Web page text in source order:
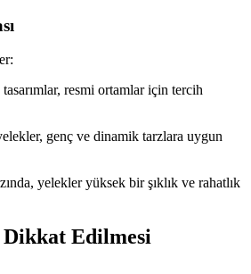
resmi ortamlar için tercih
genç ve dinamik tarzlara uygun
yelekler yüksek bir şıklık ve rahatlık
Dikkat Edilmesi